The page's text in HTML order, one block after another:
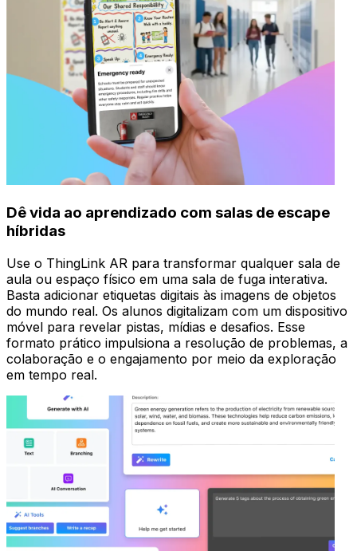
Dê vida ao aprendizado com salas de escape
híbridas
Use o ThingLink AR para transformar qualquer sala de
aula ou espaço físico em uma sala de fuga interativa.
Basta adicionar etiquetas digitais às imagens de objetos
do mundo real. Os alunos digitalizam com um dispositivo
móvel para revelar pistas, mídias e desafios. Esse
formato prático impulsiona a resolução de problemas, a
colaboração e o engajamento por meio da exploração
em tempo real.